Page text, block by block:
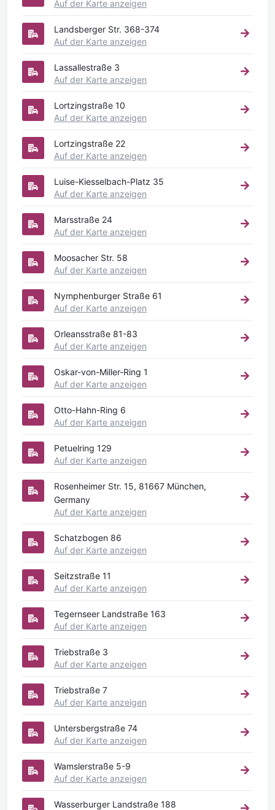
Auf der Karte anzeigen
Landsberger Str. 368-374
Auf der Karte anzeigen
Lassallestraße 3
Auf der Karte anzeigen
Lortzingstraße 10
Auf der Karte anzeigen
Lortzingstraße 22
Auf der Karte anzeigen
Luise-Kiesselbach-Platz 35
Auf der Karte anzeigen
Marsstraße 24
Auf der Karte anzeigen
Moosacher Str. 58
Auf der Karte anzeigen
Nymphenburger Straße 61
Auf der Karte anzeigen
Orleansstraße 81-83
Auf der Karte anzeigen
Oskar-von-Miller-Ring 1
Auf der Karte anzeigen
Otto-Hahn-Ring 6
Auf der Karte anzeigen
Petuelring 129
Auf der Karte anzeigen
Rosenheimer Str. 15, 81667 München,
Germany
Auf der Karte anzeigen
Schatzbogen 86
Auf der Karte anzeigen
Seitzstraße 11
Auf der Karte anzeigen
Tegernseer Landstraße 163
Auf der Karte anzeigen
Triebstraße 3
Auf der Karte anzeigen
Triebstraße 7
Auf der Karte anzeigen
Untersbergstraße 74
Auf der Karte anzeigen
Wamslerstraße 5-9
Auf der Karte anzeigen
Wasserburger Landstraße 188